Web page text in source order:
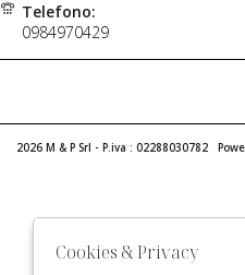
Telefono:
0984970429
2026 M & P Srl - P.iva : 02288030782
Cookies & Privacy